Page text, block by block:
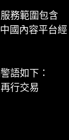
務範圍包含
國內容平台經
語如下：
行交易